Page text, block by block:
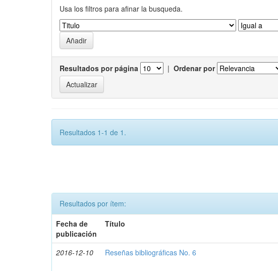
Usa los filtros para afinar la busqueda.
Resultados por página | Ordenar por
Resultados 1-1 de 1.
Resultados por ítem:
Fecha de
publicación
Título
2016-12-10 Reseñas bibliográficas No. 6